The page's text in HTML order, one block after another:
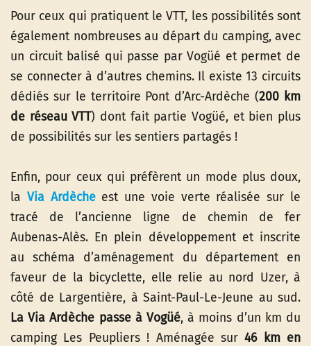
Pour ceux qui pratiquent le VTT, les possibilités sont
également nombreuses au départ du camping, avec
un circuit balisé qui passe par Vogüé et permet de
se connecter à d’autres chemins. Il existe 13 circuits
dédiés sur le territoire Pont d’Arc-Ardèche (200 km
de réseau VTT) dont fait partie Vogüé, et bien plus
de possibilités sur les sentiers partagés !
Enfin, pour ceux qui préfèrent un mode plus doux,
la Via Ardècheest une voie verte réalisée sur le
tracé de l’ancienne ligne de chemin de fer
Aubenas-Alès. En plein développement et inscrite
au schéma d’aménagement du département en
faveur de la bicyclette, elle relie au nord Uzer, à
côté de Largentière, à Saint-Paul-Le-Jeune au sud.
La Via Ardèche passe à Vogüé, à moins d’un km du
camping Les Peupliers ! Aménagée sur46 km en